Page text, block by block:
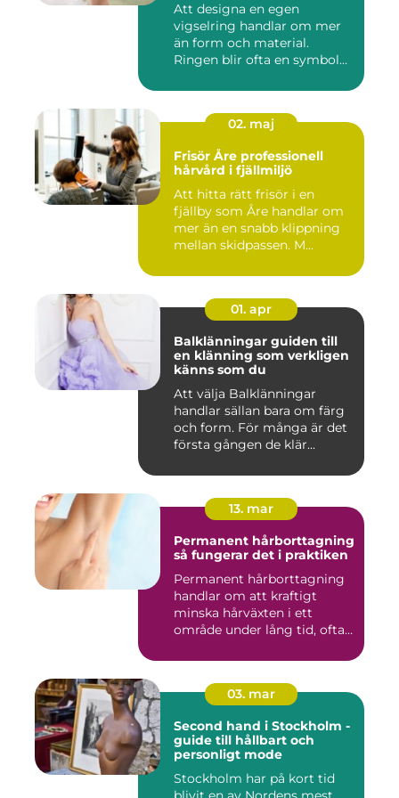
Att designa en egen
vigselring handlar om mer
än form och material.
Ringen blir ofta en symbol
02. maj
Frisör Åre professionell
hårvård i fjällmiljö
Att hitta rätt frisör i en
fjällby som Åre handlar om
mer än en snabb klippning
mellan skidpassen. M...
01. apr
Balklänningar guiden till
en klänning som verkligen
känns som du
Att välja Balklänningar
handlar sällan bara om färg
och form. För många är det
första gången de klär...
13. mar
Permanent hårborttagning
så fungerar det i praktiken
Permanent hårborttagning
handlar om att kraftigt
minska hårväxten i ett
område under lång tid, ofta
03. mar
Second hand i Stockholm -
guide till hållbart och
personligt mode
Stockholm har på kort tid